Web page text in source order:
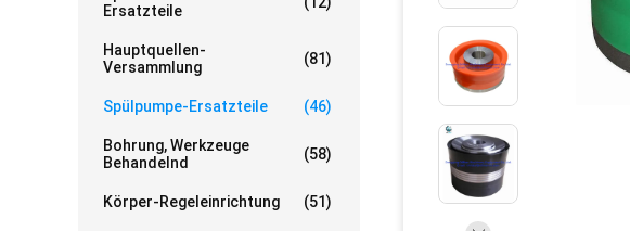
Ersatzteile
Hauptquellen-
Versammlung
(81)
Spülpumpe-Ersatzteile (46)
Bohrung, Werkzeuge
Behandelnd
(58)
Körper-Regeleinrichtung (51)